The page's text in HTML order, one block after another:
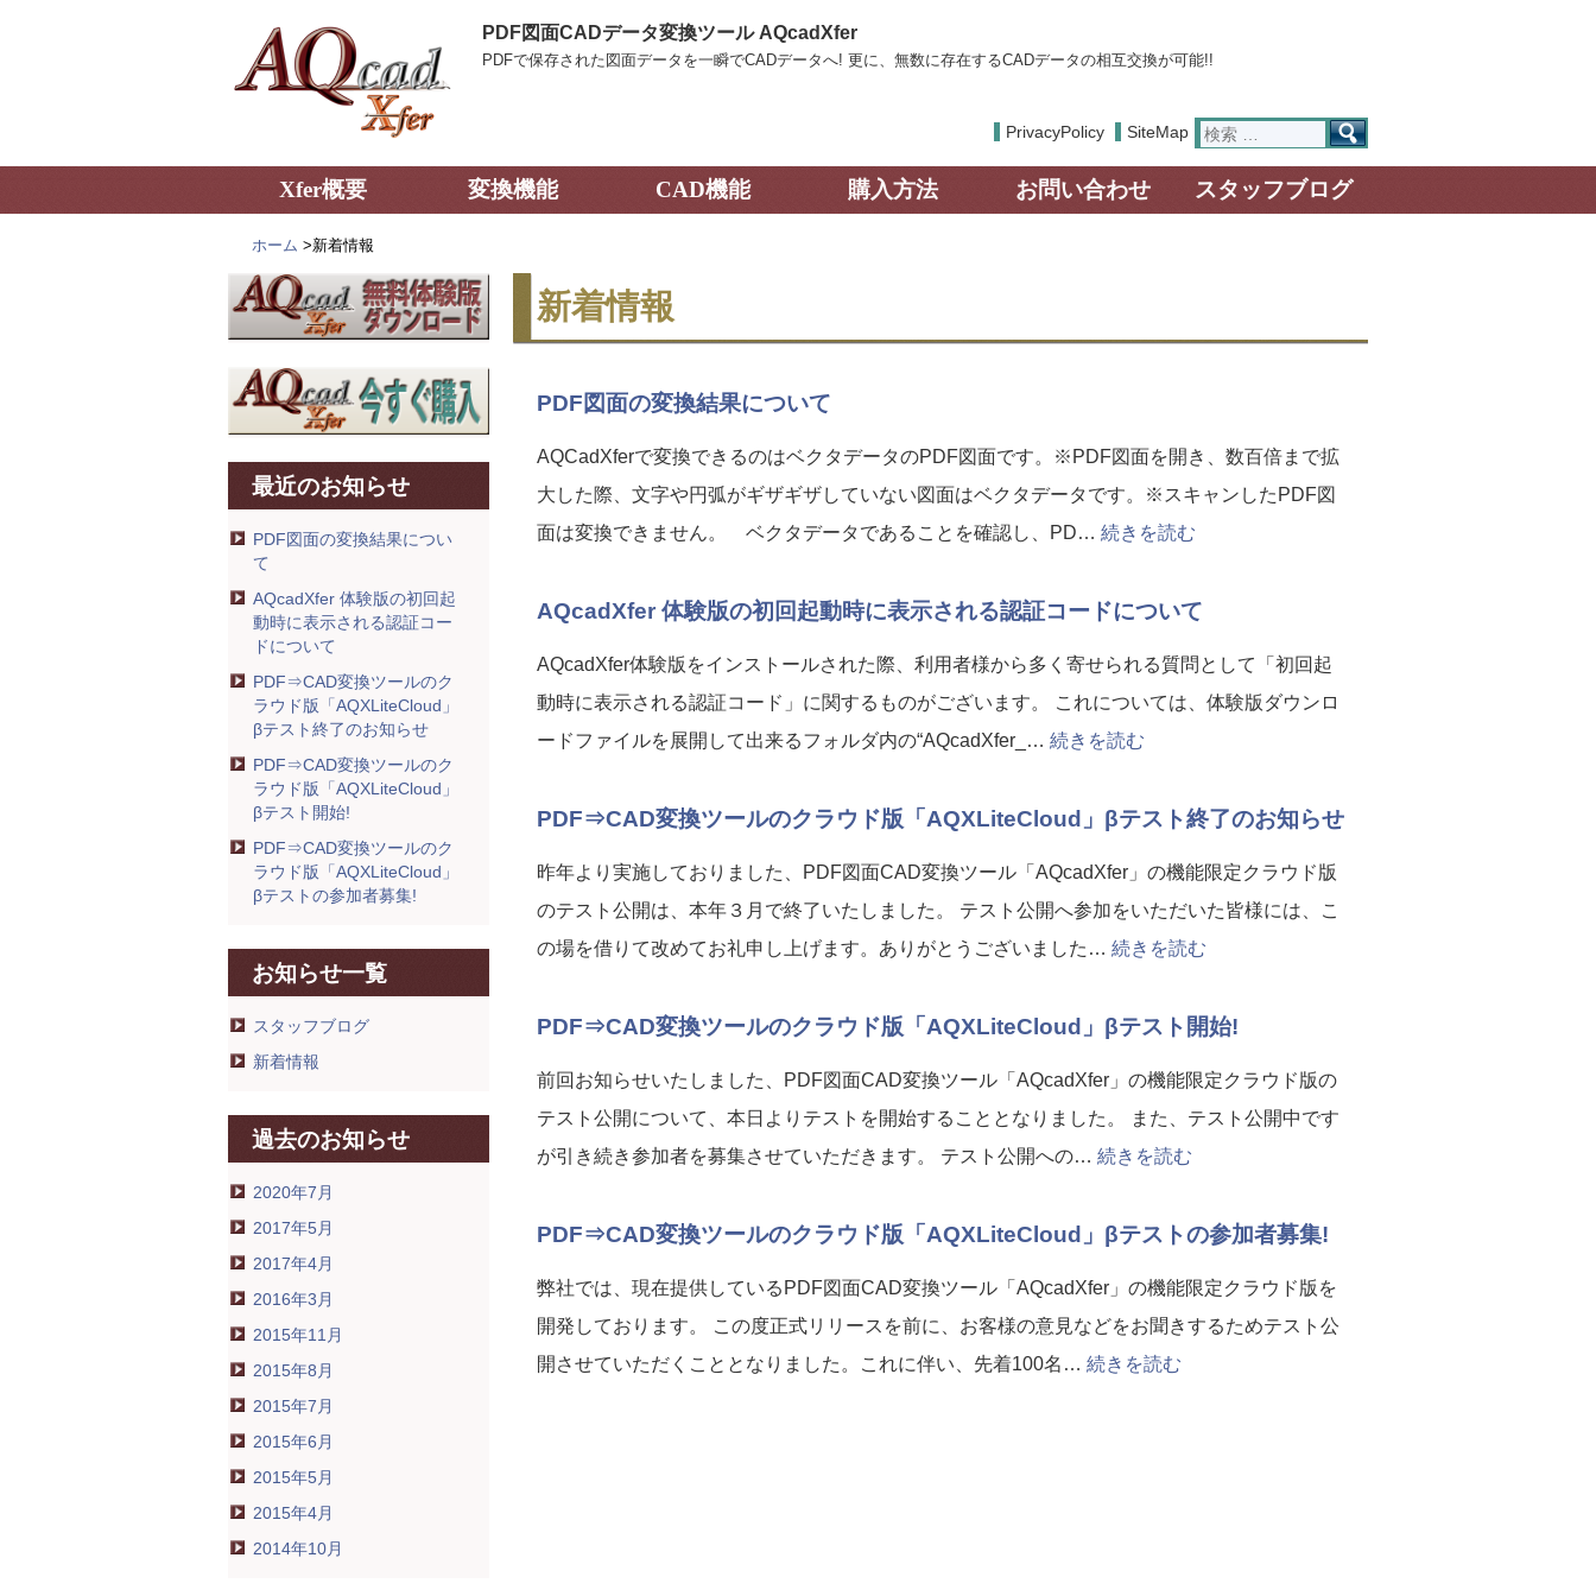
PDF図面CADデータ変換ツール AQcadXfer
PDFで保存された図面データを一瞬でCADデータへ! 更に、無数に存在するCADデータの相互交換が可能!!
PrivacyPolicy SiteMap
検
索:
Xfer概要 変換機能 CAD機能 購入方法 お問い合わせ スタッフブログ
ホーム >新着情報
新着情報
PDF図面の変換結果について
AQCadXferで変換できるのはベクタデータのPDF図面です。※PDF図面を開き、数百倍まで拡
大した際、文字や円弧がギザギザしていない図面はベクタデータです。※スキャンしたPDF図
面は変換できません。 ベクタデータであることを確認し、PD… 続きを読む
AQcadXfer 体験版の初回起動時に表示される認証コードについて
AQcadXfer体験版をインストールされた際、利用者様から多く寄せられる質問として「初回起
動時に表示される認証コード」に関するものがございます。 これについては、体験版ダウンロ
ードファイルを展開して出来るフォルダ内の“AQcadXfer_… 続きを読む
PDF⇒CAD変換ツールのクラウド版「AQXLiteCloud」βテスト終了のお知らせ
昨年より実施しておりました、PDF図面CAD変換ツール「AQcadXfer」の機能限定クラウド版
のテスト公開は、本年３月で終了いたしました。 テスト公開へ参加をいただいた皆様には、こ
の場を借りて改めてお礼申し上げます。ありがとうございました… 続きを読む
PDF⇒CAD変換ツールのクラウド版「AQXLiteCloud」βテスト開始!
前回お知らせいたしました、PDF図面CAD変換ツール「AQcadXfer」の機能限定クラウド版の
テスト公開について、本日よりテストを開始することとなりました。 また、テスト公開中です
が引き続き参加者を募集させていただきます。 テスト公開への… 続きを読む
PDF⇒CAD変換ツールのクラウド版「AQXLiteCloud」βテストの参加者募集!
弊社では、現在提供しているPDF図面CAD変換ツール「AQcadXfer」の機能限定クラウド版を
開発しております。 この度正式リリースを前に、お客様の意見などをお聞きするためテスト公
開させていただくこととなりました。これに伴い、先着100名… 続きを読む
最近のお知らせ
PDF図面の変換結果につい
て
AQcadXfer 体験版の初回起
動時に表示される認証コー
ドについて
PDF⇒CAD変換ツールのク
ラウド版「AQXLiteCloud」
βテスト終了のお知らせ
PDF⇒CAD変換ツールのク
ラウド版「AQXLiteCloud」
βテスト開始!
PDF⇒CAD変換ツールのク
ラウド版「AQXLiteCloud」
βテストの参加者募集!
お知らせ一覧
スタッフブログ
新着情報
過去のお知らせ
2020年7月
2017年5月
2017年4月
2016年3月
2015年11月
2015年8月
2015年7月
2015年6月
2015年5月
2015年4月
2014年10月